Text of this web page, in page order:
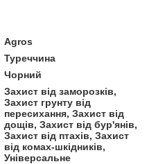
Agros
Туреччина
Чорний
Захист від заморозків,
Захист грунту від
пересихання, Захист від
дощів, Захист від бур'янів,
Захист від птахів, Захист
від комах-шкідників,
Універсальне